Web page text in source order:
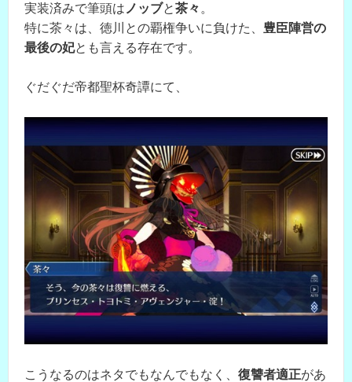
実装済みで筆頭は ノッブと茶々 。
特に茶々は、徳川との覇権争いに負けた、 豊臣陣営の
最後の妃とも言える存在です。
ぐだぐだ帝都聖杯奇譚にて、
こうなるのはネタでもなんでもなく、 復讐者適正があ